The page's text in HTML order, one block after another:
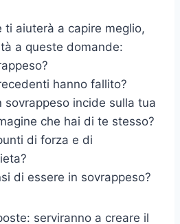
ti aiuterà a capire meglio,
a queste domande:
hanno fallito?
sovrappeso incide sulla tua
che hai di te stesso?
di forza e di
di essere in sovrappeso?
serviranno a creare il